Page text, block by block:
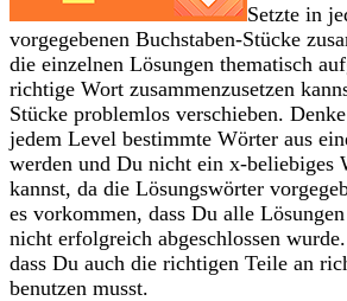
Setzte in
vorgegebenen Buchstaben-Stücke
die einzelnen Lösungen thematisch
richtige Wort zusammenzusetzen
Stücke problemlos verschieben.
jedem Level bestimmte Wörter aus
werden und Du nicht ein x-beliebiges
kannst, da die Lösungswörter
es vorkommen, dass Du alle
nicht erfolgreich abgeschlossen
dass Du auch die richtigen Teile an
benutzen musst.